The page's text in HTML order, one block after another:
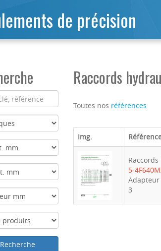
de précision
Raccords
Toutes nos références
Img.
5-
Adapteur
3